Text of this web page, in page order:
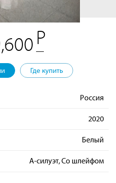
Где купить
Россия
2020
Белый
А-силуэт, Со шлейфом